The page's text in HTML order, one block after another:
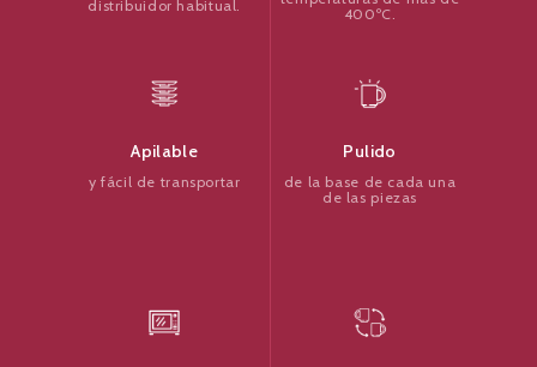
distribuidor habitual.
400ºC.
Apilable
y fácil de transportar
Pulido
de la base de cada una
de las piezas